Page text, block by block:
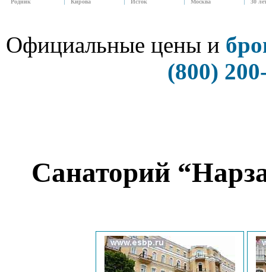
Родник Кирова Исток Москва 30
Официальные цены и
(800)
Санаторий